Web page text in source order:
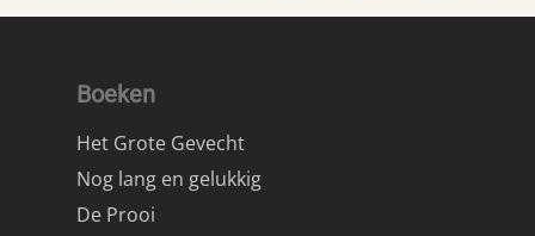
Boeken
Het Grote Gevecht
Nog lang en gelukkig
De Prooi